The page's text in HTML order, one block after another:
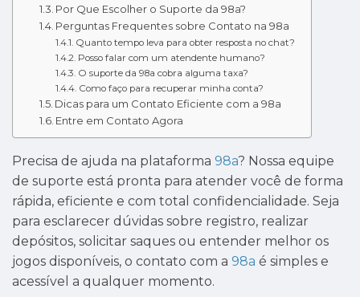
Por Que Escolher o Suporte da 98a?
Perguntas Frequentes sobre Contato na 98a
Quanto tempo leva para obter resposta no chat?
Posso falar com um atendente humano?
O suporte da 98a cobra alguma taxa?
Como faço para recuperar minha conta?
Dicas para um Contato Eficiente com a 98a
Entre em Contato Agora
Precisa de ajuda na plataforma 98a? Nossa equipe
de suporte está pronta para atender você de forma
rápida, eficiente e com total confidencialidade. Seja
para esclarecer dúvidas sobre registro, realizar
depósitos, solicitar saques ou entender melhor os
jogos disponíveis, o contato com a 98a é simples e
acessível a qualquer momento.